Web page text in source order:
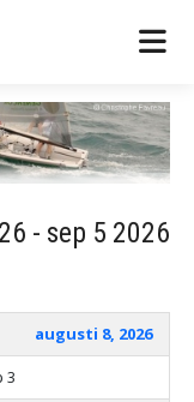
- sep 5 2026
augusti 8, 2026
3